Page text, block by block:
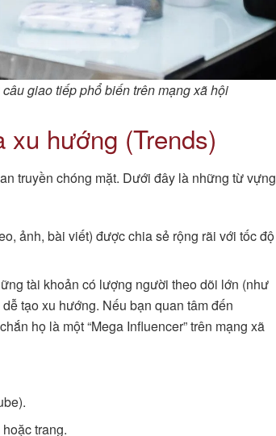
giao tiếp phổ biến trên mạng xã hội
hướng (Trends)
truyền chóng mặt. Dưới đây là những từ vựng
ảnh, bài viết) được chia sẻ rộng rãi với tốc độ
tài khoản có lượng người theo dõi lớn (như
tạo xu hướng. Nếu bạn quan tâm đến
họ là một “Mega Influencer” trên mạng xã
trang.